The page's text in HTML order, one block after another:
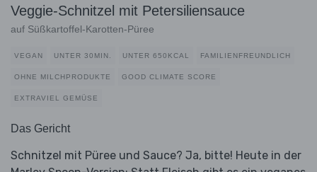
Veggie-Schnitzel mit Petersiliensauce
auf Süßkartoffel-Karotten-Püree
VEGAN UNTER 30MIN. UNTER 650KCAL FAMILIENFREUNDLICH
OHNE MILCHPRODUKTE GOOD CLIMATE SCORE
EXTRAVIEL GEMÜSE
Das Gericht
Schnitzel mit Püree und Sauce? Ja, bitte! Heute in der